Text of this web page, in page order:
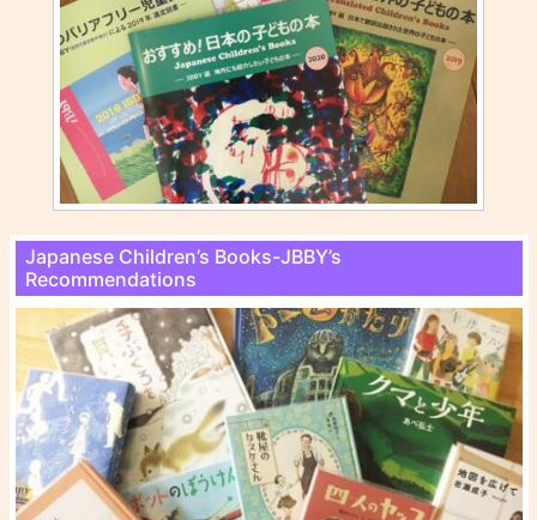
Japanese Children’s Books-JBBY’s
Recommendations